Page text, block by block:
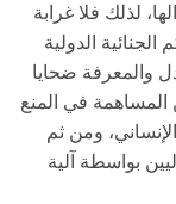
لذلك فلا غرابة
الدولية
والمعرفة ضحايا
المساهمة في المنع
ومن ثم
بواسطة آلية